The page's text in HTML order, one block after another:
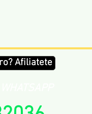
Afiliatete